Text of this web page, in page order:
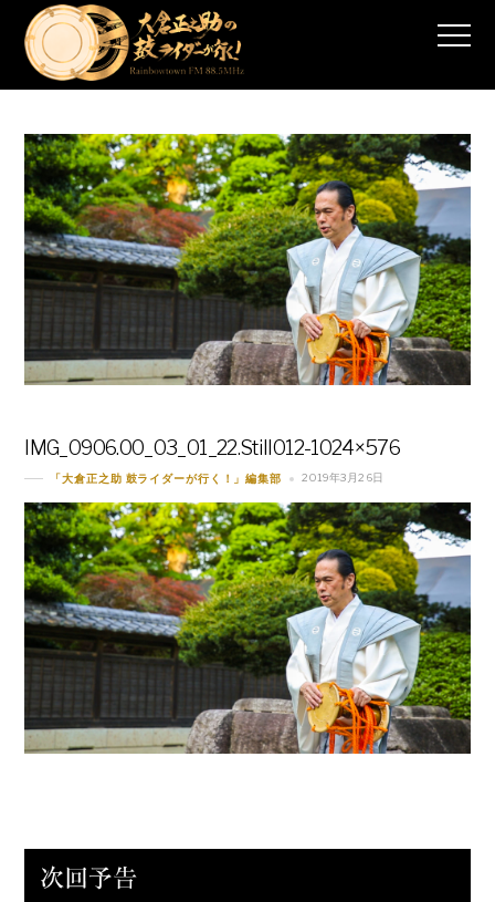
IMG_0906.00_03_01_22.Still012-1024×576
「大倉正之助 鼓ライダーが行く！」編集部 2019年3月26日